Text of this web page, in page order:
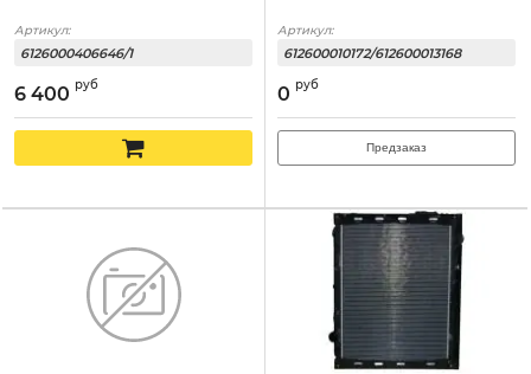
Артикул:
6126000406646/1
6 400 руб
Артикул:
612600010172/612600013168
0 руб
Предзаказ